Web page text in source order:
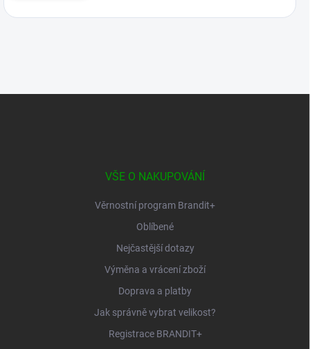
VŠE O NAKUPOVÁNÍ
Věrnostní program Brandit+
Oblíbené
Nejčastější dotazy
Výměna a vrácení zboží
Doprava a platby
Jak správně vybrat velikost?
Registrace BRANDIT+